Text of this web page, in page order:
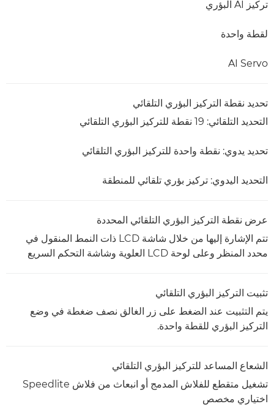
تركيز AI البؤري
لقطة واحدة
AI Servo
تحديد نقطة التركيز البؤري التلقائي
التحديد التلقائي: 19 نقطة للتركيز البؤري التلقائي
تحديد يدوي: نقطة واحدة للتركيز البؤري التلقائي
التحديد اليدوي: تركيز بؤري تلقائي للمنطقة
عرض نقطة التركيز البؤري التلقائي المحددة
تتم الإشارة إليها من خلال شاشة LCD ذات النمط المنقول في
محدد المنظر وعلى لوحة LCD العلوية وشاشة التحكم السريع
تثبيت التركيز البؤري التلقائي
يتم التثبيت عند الضغط على زر الغالق نصف ضغطة في وضع
التركيز البؤري للقطة واحدة.
الشعاع المساعد للتركيز البؤري التلقائي
تشغيل متقطع للفلاش المدمج أو انبعاث من فلاش Speedlite
اختياري مخصص